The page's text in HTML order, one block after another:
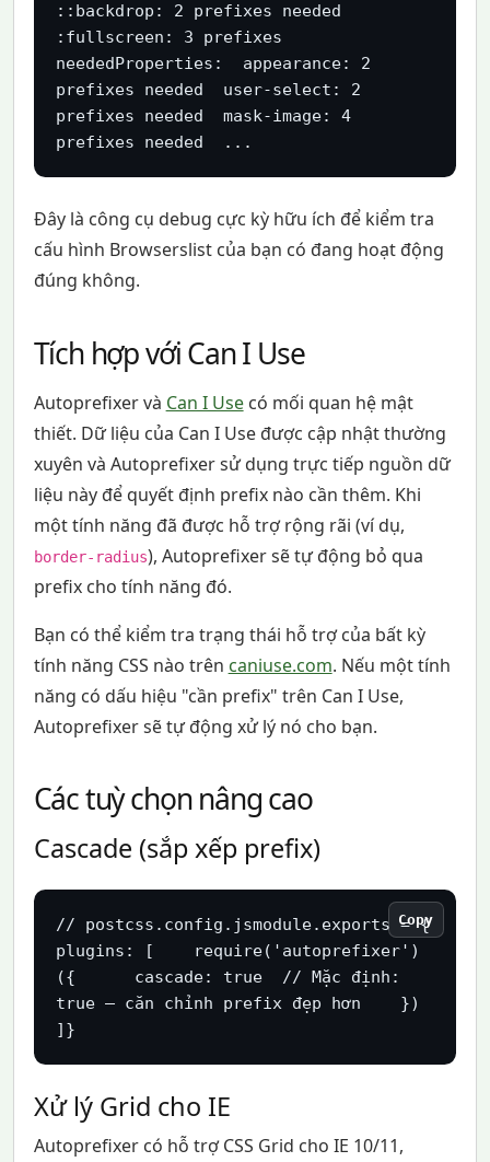
::backdrop: 2 prefixes needed
:fullscreen: 3 prefixes
neededProperties:  appearance: 2
prefixes needed  user-select: 2
prefixes needed  mask-image: 4
prefixes needed  ...
Đây là công cụ debug cực kỳ hữu ích để kiểm tra
cấu hình Browserslist của bạn có đang hoạt động
đúng không.
Tích hợp với Can I Use
Autoprefixer và Can I Usecó mối quan hệ mật
thiết. Dữ liệu của Can I Use được cập nhật thường
xuyên và Autoprefixer sử dụng trực tiếp nguồn dữ
liệu này để quyết định prefix nào cần thêm. Khi
một tính năng đã được hỗ trợ rộng rãi (ví dụ,
border-radius), Autoprefixer sẽ tự động bỏ qua
prefix cho tính năng đó.
Bạn có thể kiểm tra trạng thái hỗ trợ của bất kỳ
tính năng CSS nào trên caniuse.com. Nếu một tính
năng có dấu hiệu "cần prefix" trên Can I Use,
Autoprefixer sẽ tự động xử lý nó cho bạn.
Các tuỳ chọn nâng cao
Cascade (sắp xếp prefix)
// postcss.config.jsmodule.exports = {
plugins: [    require('autoprefixer')
({      cascade: true  // Mặc định:
true – căn chỉnh prefix đẹp hơn    })
]}
Copy
Xử lý Grid cho IE
Autoprefixer có hỗ trợ CSS Grid cho IE 10/11,